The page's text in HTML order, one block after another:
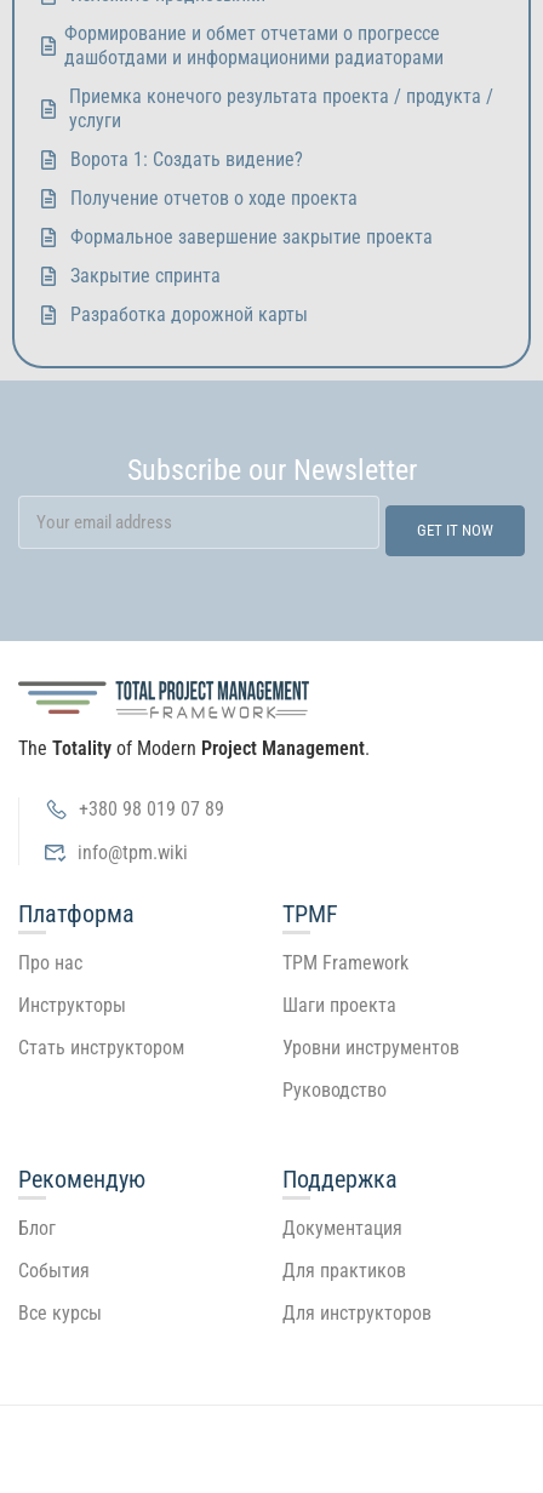
Формирование и обмет отчетами о прогрессе
дашботдами и информационими радиаторами
Приемка конечого результата проекта / продукта /
услуги
Ворота 1: Создать видение?
Получение отчетов о ходе проекта
Формальное завершение закрытие проекта
Закрытие спринта
Разработка дорожной карты
Subscribe our Newsletter
The Totality of Modern Project Management.
+380 98 019 07 89
info@tpm.wiki
Платформа
Про нас
Инструкторы
Стать инструктором
TPMF
TPM Framework
Шаги проекта
Уровни инструментов
Руководство
Рекомендую
Блог
События
Все курсы
Поддержка
Документация
Для практиков
Для инструкторов